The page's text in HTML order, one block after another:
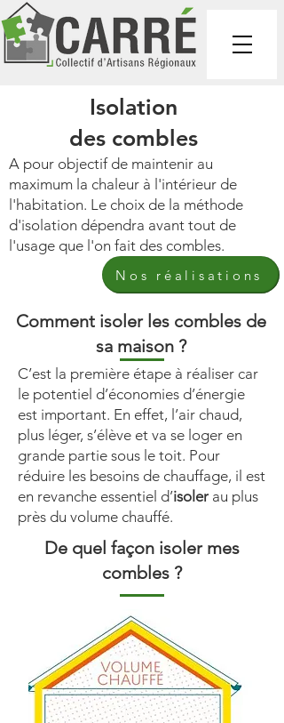
Isolation
des combles
A pour objectif de maintenir au
maximum la chaleur à l'intérieur de
l'habitation. Le choix de la méthode
d'isolation dépendra avant tout de
l'usage que l'on fait des combles.
Nos réalisations
Comment isoler les combles de
sa maison ?
C’est la première étape à réaliser car
le potentiel d’économies d’énergie
est important. En effet, l’air chaud,
plus léger, s’élève et va se loger en
grande partie sous le toit. Pour
réduire les besoins de chauffage, il est
en revanche essentiel d’isoler au plus
près du volume chauffé.
De quel façon isoler mes
combles ?